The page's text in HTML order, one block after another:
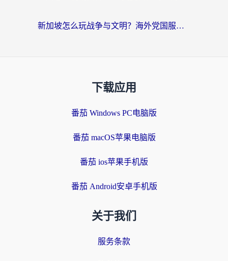
新加坡怎么玩战争与文明？海外党国服游戏加速器终极避坑指南
下载应用
番茄 Windows PC电脑版
番茄 macOS苹果电脑版
番茄 ios苹果手机版
番茄 Android安卓手机版
关于我们
服务条款